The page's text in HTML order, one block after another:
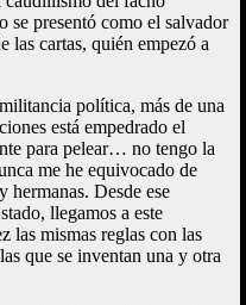
se presentó como el salvador
las cartas, quién empezó a
política, más de una
está empedrado el
para pelear… no tengo la
me he equivocado de
hermanas. Desde ese
llegamos a este
las mismas reglas con las
que se inventan una y otra